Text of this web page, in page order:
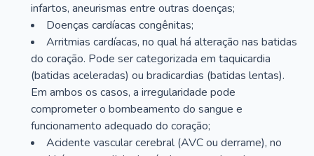
infartos, aneurismas entre outras doenças;
Doenças cardíacas congênitas;
Arritmias cardíacas, no qual há alteração nas batidas
do coração. Pode ser categorizada em taquicardia
(batidas aceleradas) ou bradicardias (batidas lentas).
Em ambos os casos, a irregularidade pode
comprometer o bombeamento do sangue e
funcionamento adequado do coração;
Acidente vascular cerebral (AVC ou derrame), no